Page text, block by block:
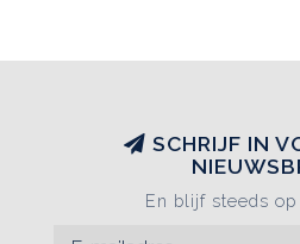
SCHRIJF IN
En blijf steeds